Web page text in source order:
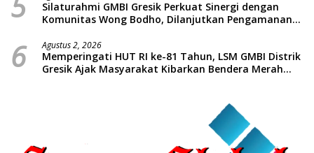
Silaturahmi GMBI Gresik Perkuat Sinergi dengan
Komunitas Wong Bodho, Dilanjutkan Pengamanan
Massal dan Santunan Anak Yatim
6 Agustus 2, 2026
Memperingati HUT RI ke-81 Tahun, LSM GMBI Distrik
Gresik Ajak Masyarakat Kibarkan Bendera Merah